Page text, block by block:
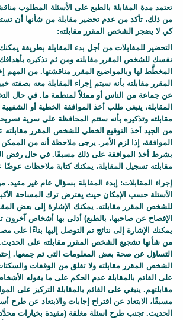
a
c
t
s
h
e
e
t
B
l
o
k
B
o
d
y
تعتمد مدة المقابلة بالطبع على الأسئلة المطلوب
من ذلك، تأكد من عدم تحضير مقابلة من شأنها أن
كي لا يضجر الشخص المقرر مقابلته:
التحضير للمقابلات من أجل بدء المقابلة بطريقة يمكنك
نفسك للشخص المقرر مقابلته ومن ثم تذكيره بأهدافك
المخطَّط لها وبالمواضيع المقرر مناقشتها. من المهم
المقرر مقابلته بأنه سيتم إجراء المقابلة معه بصفته
عن جماعة من الناس أو ممثلاً لمنطمة ما. في حال
المقابلة، ينبغي طلب أخذ الموافقة الخطية أو
مقابلته وتذكيره بأنه ستتم المحافظة على سرية
من الجيد أخذ التوقيع الخطي للشخص المقرر مقابلته
الموافقة، إذا لزم الأمر. يرجى ملاحظة أنه من
بشرط أخذ الموافقة على ذلك مسبقًا. في حال رفض
مقابلته تسجيل المقابلة، يمكنك كتابة ملاحظات
إجراء المقابلات: إبدء المقابلة بسؤال عام غير
الأسئلة حسب الإمكان حيث يفترض ترك المساحة
للشخص المقرر مقابلته. يمكنك الإشارة إلى بعض
الإفصاح عن صاحبها، بالطبع) أدلى بها أشخاص آخرون
يمكنك الإشارة إلى نتائج تم التوصل إليها بناءًا على
من شأنها تشجيع الشخص المقرر مقابلته على
التساؤل عن صحة بعض المعلومات التي تم جمعها.
الشخص المقرر مقابلته ولا تقلق من الوقفات
على القائم بالمقابلة عدم الحكم على ما يقوله
مقابلتهم. ينبغي على القائم بالمقابلة التركيز على
مسبقًا، الابتعاد عن اقتراح إجابات والابتعاد عن طرح
الحديث. تجنب طرح اسئلة مغلقة (مقيدة بخيارات